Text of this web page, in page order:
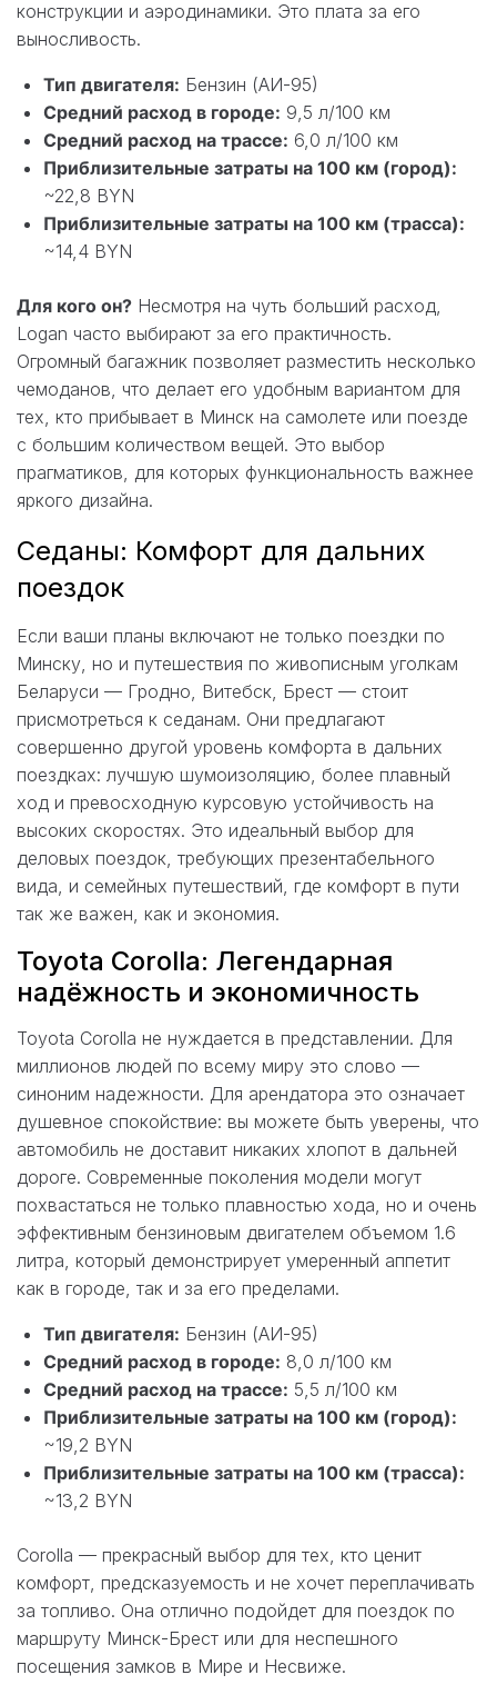
конструкции и аэродинамики. Это плата за его
выносливость.
Тип двигателя: Бензин (АИ-95)
Средний расход в городе: 9,5 л/100 км
Средний расход на трассе: 6,0 л/100 км
Приблизительные затраты на 100 км (город):
~22,8 BYN
Приблизительные затраты на 100 км (трасса):
~14,4 BYN
Для кого он? Несмотря на чуть больший расход,
Logan часто выбирают за его практичность.
Огромный багажник позволяет разместить несколько
чемоданов, что делает его удобным вариантом для
тех, кто прибывает в Минск на самолете или поезде
с большим количеством вещей. Это выбор
прагматиков, для которых функциональность важнее
яркого дизайна.
Седаны: Комфорт для дальних
поездок
Если ваши планы включают не только поездки по
Минску, но и путешествия по живописным уголкам
Беларуси — Гродно, Витебск, Брест — стоит
присмотреться к седанам. Они предлагают
совершенно другой уровень комфорта в дальних
поездках: лучшую шумоизоляцию, более плавный
ход и превосходную курсовую устойчивость на
высоких скоростях. Это идеальный выбор для
деловых поездок, требующих презентабельного
вида, и семейных путешествий, где комфорт в пути
так же важен, как и экономия.
Toyota Corolla: Легендарная
надёжность и экономичность
Toyota Corolla не нуждается в представлении. Для
миллионов людей по всему миру это слово —
синоним надежности. Для арендатора это означает
душевное спокойствие: вы можете быть уверены, что
автомобиль не доставит никаких хлопот в дальней
дороге. Современные поколения модели могут
похвастаться не только плавностью хода, но и очень
эффективным бензиновым двигателем объемом 1.6
литра, который демонстрирует умеренный аппетит
как в городе, так и за его пределами.
Тип двигателя: Бензин (АИ-95)
Средний расход в городе: 8,0 л/100 км
Средний расход на трассе: 5,5 л/100 км
Приблизительные затраты на 100 км (город):
~19,2 BYN
Приблизительные затраты на 100 км (трасса):
~13,2 BYN
Corolla — прекрасный выбор для тех, кто ценит
комфорт, предсказуемость и не хочет переплачивать
за топливо. Она отлично подойдет для поездок по
маршруту Минск-Брест или для неспешного
посещения замков в Мире и Несвиже.